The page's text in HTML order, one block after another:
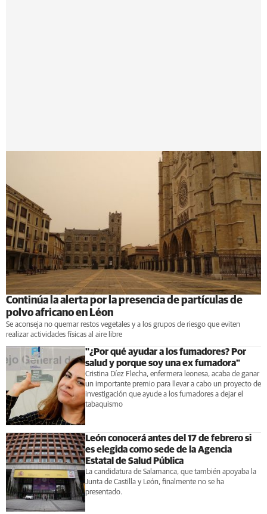
Continúa la alerta por la presencia de partículas de
polvo africano en Léon
Se aconseja no quemar restos vegetales y a los grupos de riesgo que eviten
realizar actividades físicas al aire libre
"¿Por qué ayudar a los fumadores? Por
salud y porque soy una ex fumadora"
Cristina Díez Flecha, enfermera leonesa, acaba de ganar
un importante premio para llevar a cabo un proyecto de
investigación que ayude a los fumadores a dejar el
tabaquismo
León conocerá antes del 17 de febrero si
es elegida como sede de la Agencia
Estatal de Salud Pública
La candidatura de Salamanca, que también apoyaba la
Junta de Castilla y León, finalmente no se ha
presentado.